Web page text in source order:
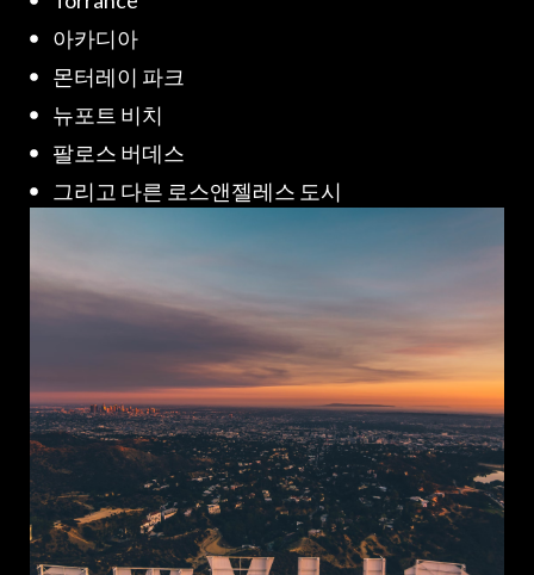
아카디아
몬터레이 파크
뉴포트 비치
팔로스 버데스
그리고 다른 로스앤젤레스 도시